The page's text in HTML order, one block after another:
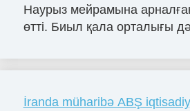
Наурыз мейрамына
өтті. Биыл қала орталығы
İranda müharibə ABŞ